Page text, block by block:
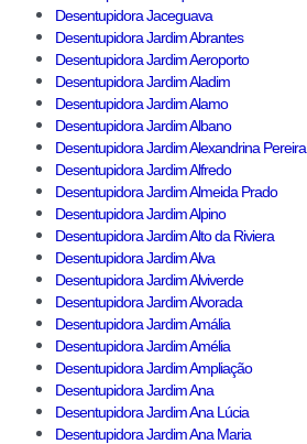
Desentupidora Jaceguava
Desentupidora Jardim Abrantes
Desentupidora Jardim Aeroporto
Desentupidora Jardim Aladim
Desentupidora Jardim Alamo
Desentupidora Jardim Albano
Desentupidora Jardim Alexandrina Pereira
Desentupidora Jardim Alfredo
Desentupidora Jardim Almeida Prado
Desentupidora Jardim Alpino
Desentupidora Jardim Alto da Riviera
Desentupidora Jardim Alva
Desentupidora Jardim Alviverde
Desentupidora Jardim Alvorada
Desentupidora Jardim Amália
Desentupidora Jardim Amélia
Desentupidora Jardim Ampliação
Desentupidora Jardim Ana
Desentupidora Jardim Ana Lúcia
Desentupidora Jardim Ana Maria